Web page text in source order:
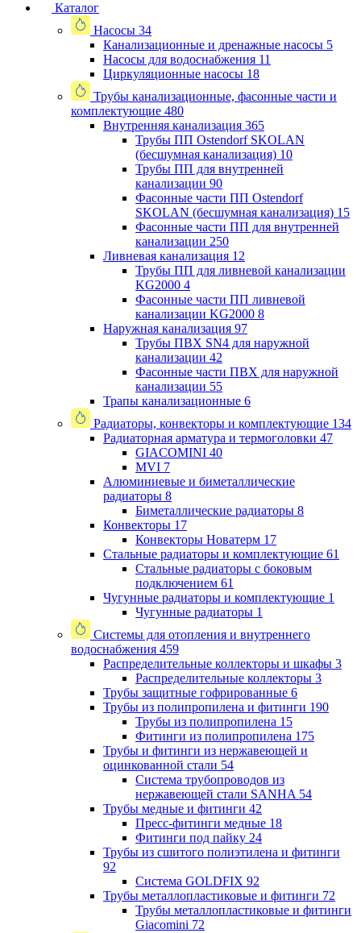
Каталог
Насосы 34
Канализационные и дренажные насосы 5
Насосы для водоснабжения 11
Циркуляционные насосы 18
Трубы канализационные, фасонные части и
комплектующие 480
Внутренняя канализация 365
Трубы ПП Ostendorf SKOLAN
(бесшумная канализация) 10
Трубы ПП для внутренней
канализации 90
Фасонные части ПП Ostendorf
SKOLAN (бесшумная канализация) 15
Фасонные части ПП для внутренней
канализации 250
Ливневая канализация 12
Трубы ПП для ливневой канализации
KG2000 4
Фасонные части ПП ливневой
канализации KG2000 8
Наружная канализация 97
Трубы ПВХ SN4 для наружной
канализации 42
Фасонные части ПВХ для наружной
канализации 55
Трапы канализационные 6
Радиаторы, конвекторы и комплектующие 134
Радиаторная арматура и термоголовки 47
GIACOMINI 40
MVI 7
Алюминиевые и биметаллические
радиаторы 8
Биметаллические радиаторы 8
Конвекторы 17
Конвекторы Новатерм 17
Стальные радиаторы и комплектующие 61
Стальные радиаторы с боковым
подключением 61
Чугунные радиаторы и комплектующие 1
Чугунные радиаторы 1
Системы для отопления и внутреннего
водоснабжения 459
Распределительные коллекторы и шкафы 3
Распределительные коллекторы 3
Трубы защитные гофрированные 6
Трубы из полипропилена и фитинги 190
Трубы из полипропилена 15
Фитинги из полипропилена 175
Трубы и фитинги из нержавеющей и
оцинкованной стали 54
Система трубопроводов из
нержавеющей стали SANHA 54
Трубы медные и фитинги 42
Пресс-фитинги медные 18
Фитинги под пайку 24
Трубы из сшитого полиэтилена и фитинги
92
Система GOLDFIX 92
Трубы металлопластиковые и фитинги 72
Трубы металлопластиковые и фитинги
Giacomini 72